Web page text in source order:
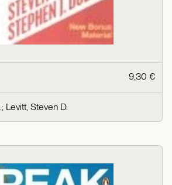
9,30 €
; Levitt, Steven D.